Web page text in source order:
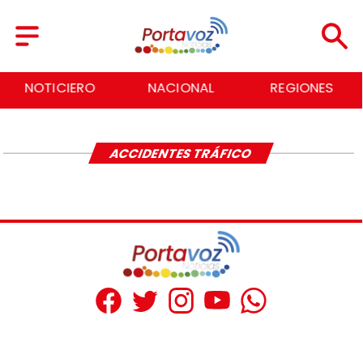
NOTICIERO NACIONAL REGIONES
ACCIDENTES TRÁFICO